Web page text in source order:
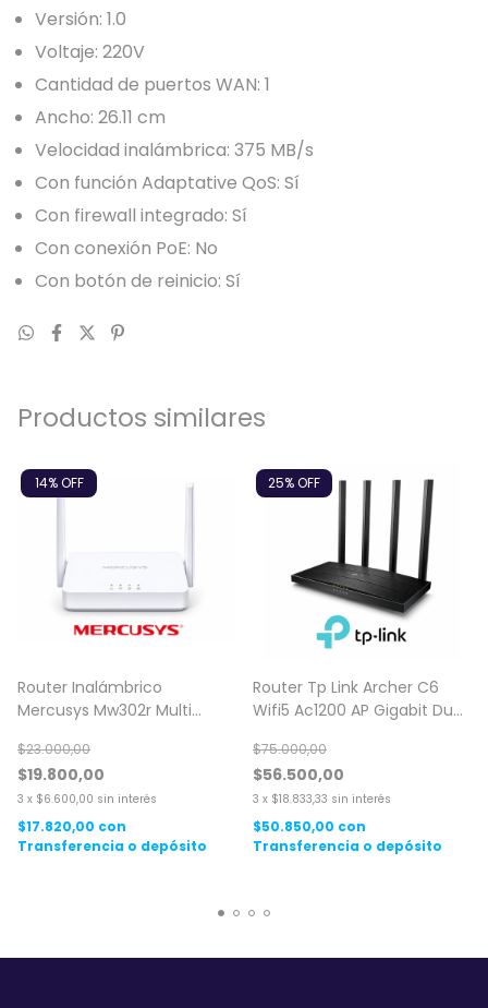
Versión: 1.0
Voltaje: 220V
Cantidad de puertos WAN: 1
Ancho: 26.11 cm
Velocidad inalámbrica: 375 MB/s
Con función Adaptative QoS: Sí
Con firewall integrado: Sí
Con conexión PoE: No
Con botón de reinicio: Sí
Productos similares
Router Inalámbrico
Mercusys Mw302r Multi
$19.800,00
$23.000,00
14% OFF
3 x $6.600,00 sin interés
$17.820,00 con
Transferencia o depósito
Router Tp Link Archer C6
Wifi5 Ac1200 AP Gigabit Dual
$56.500,00
$75.000,00
25% OFF
3 x $18.833,33 sin interés
$50.850,00 con
Transferencia o depósito